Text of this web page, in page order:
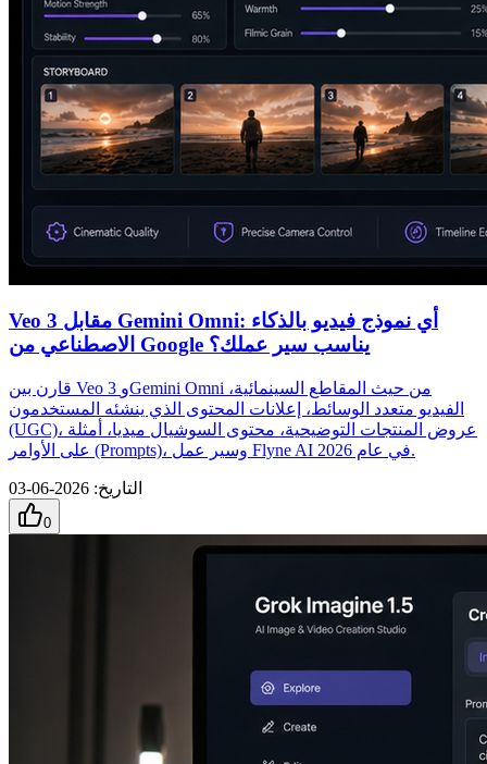
Veo 3 مقابل Gemini Omni: أي نموذج فيديو بالذكاء
الاصطناعي من Google يناسب سير عملك؟
قارن بين Veo 3 وGemini Omni من حيث المقاطع السينمائية،
الفيديو متعدد الوسائط، إعلانات المحتوى الذي ينشئه المستخدمون
(UGC)، عروض المنتجات التوضيحية، محتوى السوشيال ميديا، أمثلة
على الأوامر (Prompts)، وسير عمل Flyne AI في عام 2026.
التاريخ:
2026-06-03
0